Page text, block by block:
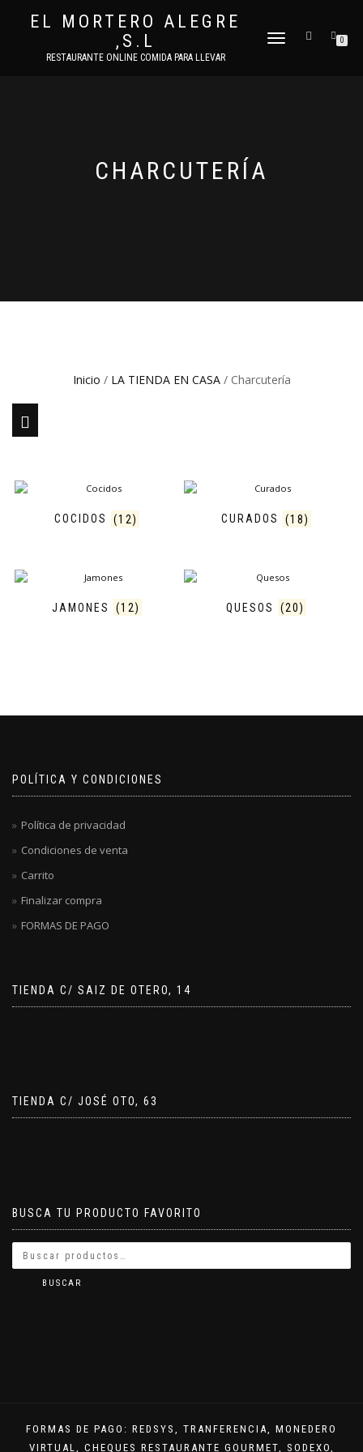
EL MORTERO ALEGRE
,S.L
RESTAURANTE ONLINE COMIDA PARA LLEVAR
CAMBIAR
0
CHARCUTERÍA
Inicio / LA TIENDA EN CASA/ Charcutería
COCIDOS (12) CURADOS (18)
JAMONES (12) QUESOS (20)
POLÍTICA Y CONDICIONES
Política de privacidad
Condiciones de venta
Carrito
Finalizar compra
FORMAS DE PAGO
TIENDA C/ SAIZ DE OTERO, 14
TIENDA C/ JOSÉ OTO, 63
BUSCA TU PRODUCTO FAVORITO
BUSCAR
FORMAS DE PAGO: REDSYS, TRANFERENCIA, MONEDERO
VIRTUAL, CHEQUES RESTAURANTE GOURMET, SODEXO,